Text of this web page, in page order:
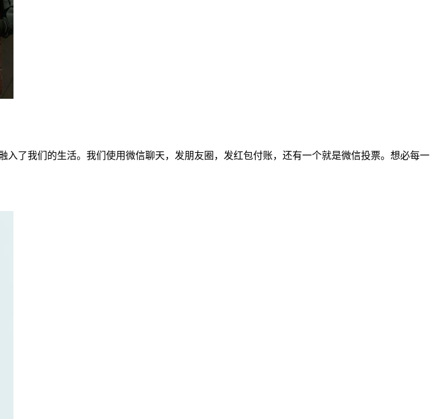
了我们的生活。我们使用微信聊天，发朋友圈，发红包付账，还有一个就是微信投票。想必每一